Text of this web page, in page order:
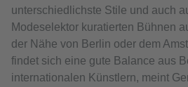
unterschiedlichste Stile und auch
Modeselektor kuratierten Bühnen
der Nähe von Berlin oder dem
findet sich eine gute Balance aus
internationalen Künstlern, meint